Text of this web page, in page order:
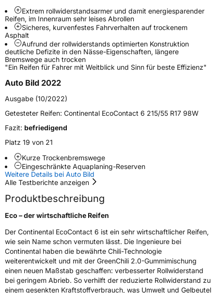
Weitere Eigenschaften
SchlauchtypTL
Zustand Neureifen
VerstärktXL
FelgenschutzFR
ElektroJa
EU Label
EffizienzA
NasshaftungB
Rollgeräusch (Klasse)B
Rollgeräusch (dB)72
Fahrzeugklasse
3PMSF / Schneeflockensymbol / Alpine-SymbolNein
Extrem rollwiderstandsarmer und damit energiesparender
Reifen, im Innenraum sehr leises Abrollen
Sicheres, kurvenfestes Fahrverhalten auf trockenem
Asphalt
Aufrund der rollwiderstands­ optimierten Konstruktion
deutliche Defizite in den­ Nässe-Eigenschaften, längere
Bremswege auch trocken
"Ein Reifen für Fahrer mit Weitblick und Sinn für beste Effizienz"
Auto Bild 2022
Ausgabe (10/2022)
Getesteter Reifen: Continental EcoContact 6 215/55 R17 98W
Fazit: befriedigend
Platz 19 von 21
Kurze Trockenbremswege
Eingeschränkte Aquaplaning-Reserven
Weitere Details bei Auto Bild
Alle Testberichte anzeigen
Produktbeschreibung
Eco – der wirtschaftliche Reifen
Der Continental EcoContact 6 ist ein sehr wirtschaftlicher Reifen,
wie sein Name schon vermuten lässt. Die Ingenieure bei
Continental haben die bewährte Chili-Technologie
weiterentwickelt und mit der GreenChili 2.0-Gummimischung
einen neuen Maßstab geschaffen: verbesserter Rollwiderstand
bei geringem Abrieb. So verhilft der reduzierte Rollwiderstand zu
einem gesenkten Kraftstoffverbrauch, was Umwelt und Gelbeutel